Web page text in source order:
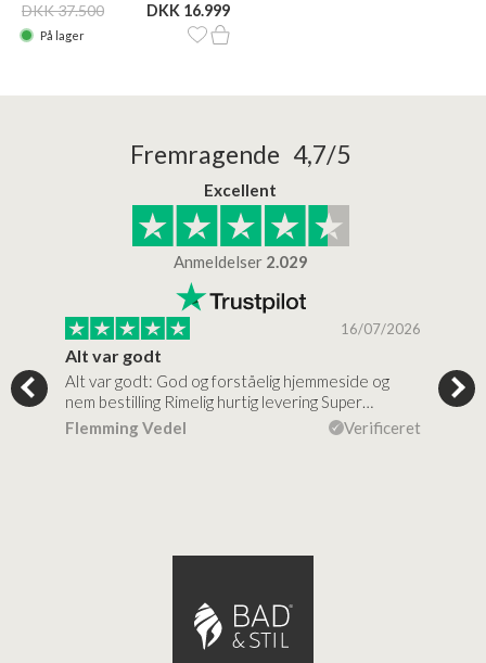
DKK 37.500 DKK 16.999
På lager
Fremragende 4,7/5
Excellent
Anmeldelser 2.029
for…
16/07/2026
Alt var godt
Alt var godt: God og forståelig hjemmeside og
nem bestilling Rimelig hurtig levering Super…
Flemming Vedel
Verificeret
Jeg
en